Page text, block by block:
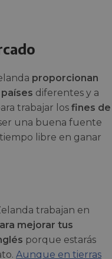
proporcionan
diferentes y a
trabajar los fines de
una buena fuente
libre en ganar
trabajan en
mejorar tus
porque estarás
Aunque en tierras